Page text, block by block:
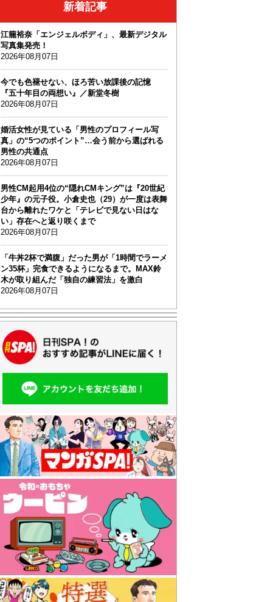
新着記事
江籠裕奈「エンジェルボディ」、最新デジタル
写真集発売！
2026年08月07日
今でも色褪せない、ほろ苦い放課後の記憶
『五十年目の両想い』／新堂冬樹
2026年08月07日
婚活女性が見ている「男性のプロフィール写
真」の“5つのポイント”…会う前から選ばれる
男性の共通点
2026年08月07日
男性CM起用4位の“隠れCMキング”は『20世紀
少年』の元子役。小倉史也（29）が一度は表舞
台から離れたワケと「テレビで見ない日はな
い」存在へと返り咲くまで
2026年08月07日
「牛丼2杯で満腹」だった男が「1時間でラーメ
ン35杯」完食できるようになるまで。MAX鈴
木が取り組んだ「独自の練習法」を激白
2026年08月07日